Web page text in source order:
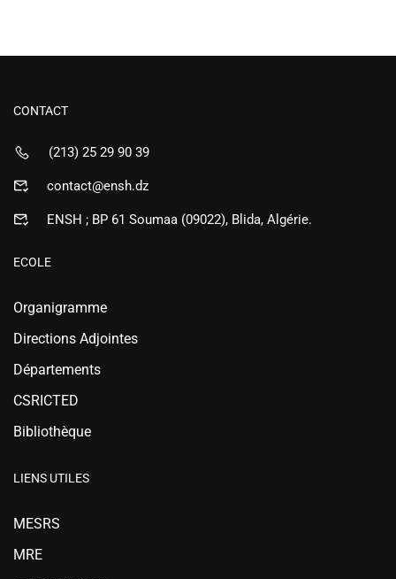
CONTACT
(213) 25 29 90 39
contact@ensh.dz
ENSH ; BP 61 Soumaa (09022), Blida, Algérie.
ECOLE
Organigramme
Directions Adjointes
Départements
CSRICTED
Bibliothèque
LIENS UTILES
MESRS
MRE